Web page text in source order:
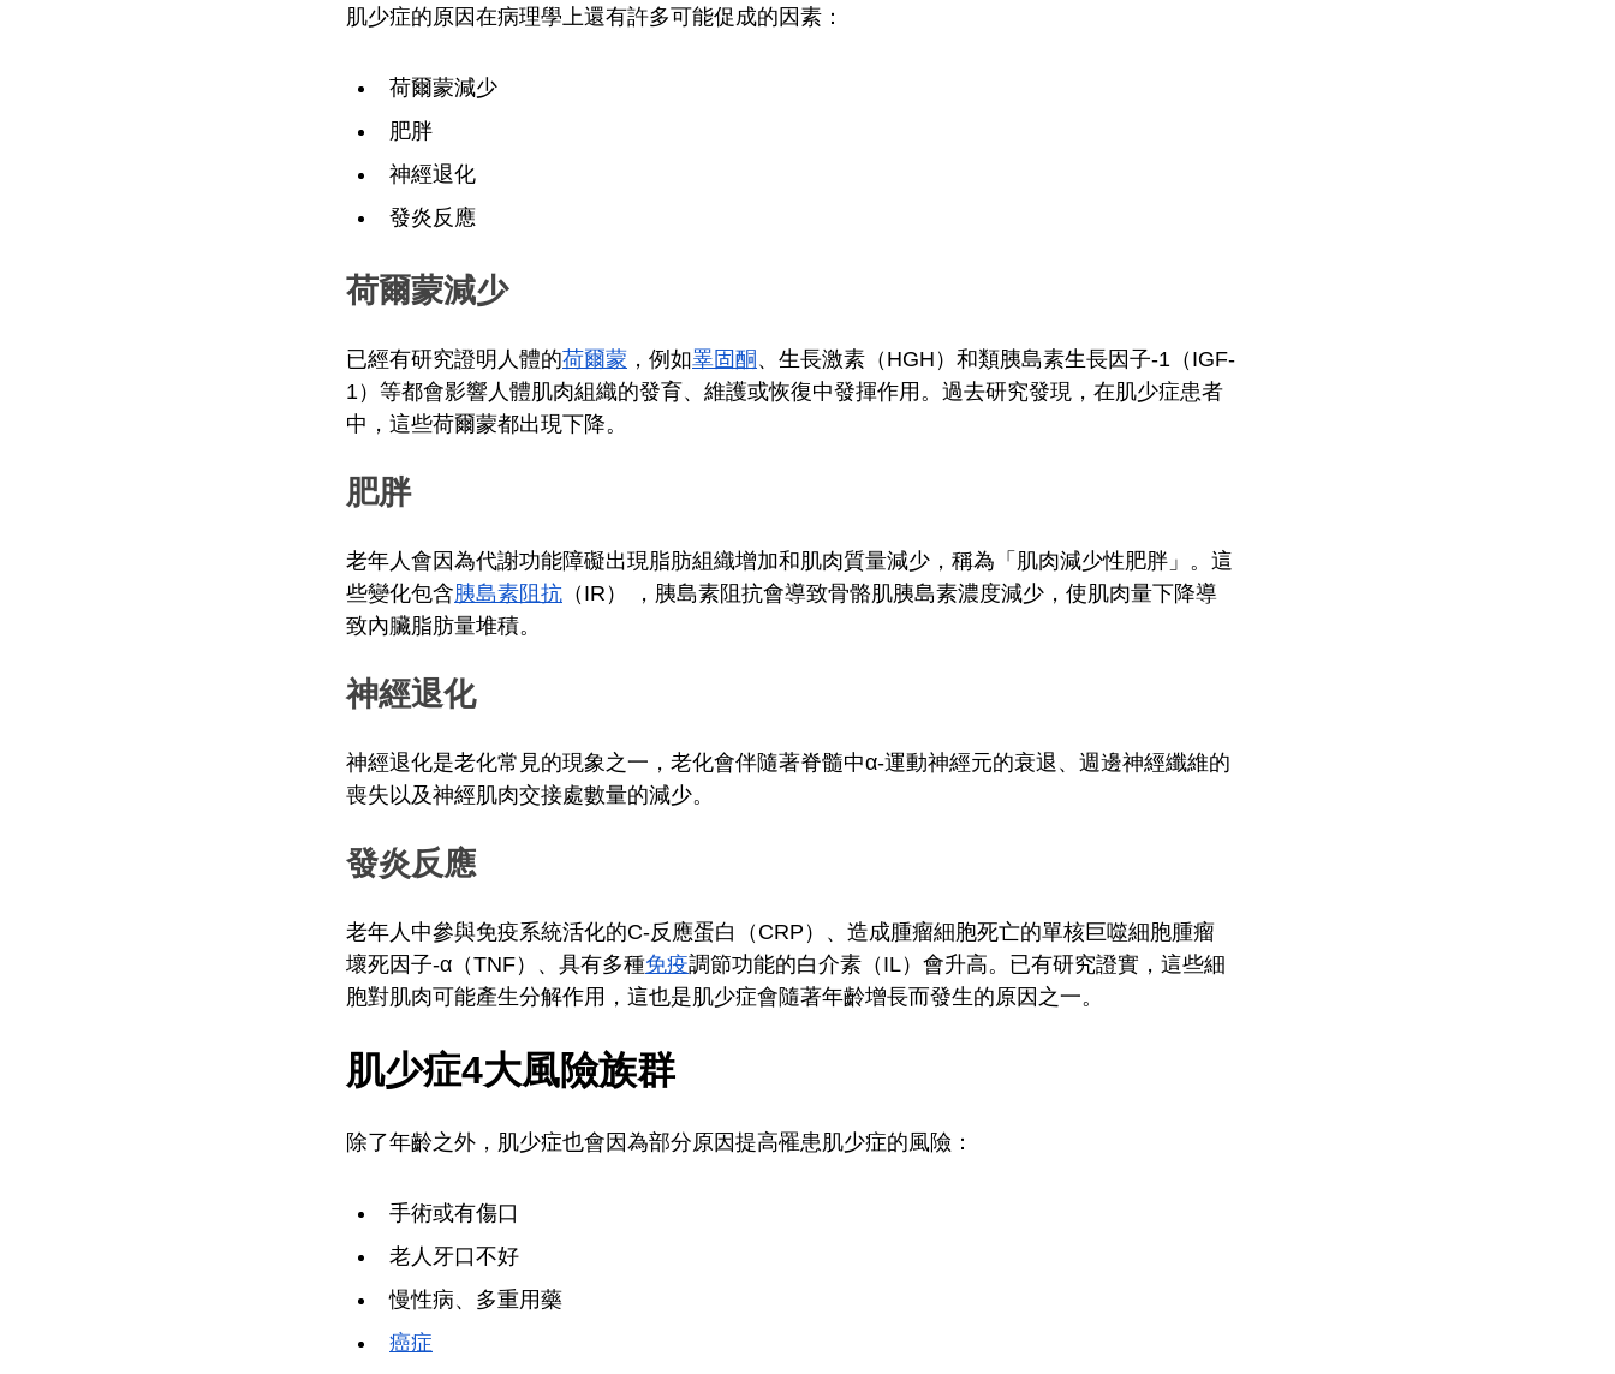
肌少症的原因在病理學上還有許多可能促成的因素：
荷爾蒙減少
肥胖
神經退化
發炎反應
荷爾蒙減少
已經有研究證明人體的荷爾蒙 ，例如睪固酮、生長激素（HGH）和類胰島素生長因子-1（IGF-
1）等都會影響人體肌肉組織的發育、維護或恢復中發揮作用。過去研究發現，在肌少症患者
中，這些荷爾蒙都出現下降。
肥胖
老年人會因為代謝功能障礙出現脂肪組織增加和肌肉質量減少，稱為「肌肉減少性肥胖」。這
些變化包含 胰島素阻抗 （IR） ，胰島素阻抗會導致骨骼肌胰島素濃度減少，使肌肉量下降導
致內臟脂肪量堆積。
神經退化
神經退化是老化常見的現象之一，老化會伴隨著脊髓中α-運動神經元的衰退、週邊神經纖維的
喪失以及神經肌肉交接處數量的減少。
發炎反應
老年人中參與免疫系統活化的C-反應蛋白（CRP）、造成腫瘤細胞死亡的單核巨噬細胞腫瘤
壞死因子-α（TNF）、具有多種免疫調節功能的白介素（IL）會升高。已有研究證實，這些細
胞對肌肉可能產生分解作用，這也是肌少症會隨著年齡增長而發生的原因之一。
肌少症4大風險族群
除了年齡之外，肌少症也會因為部分原因提高罹患肌少症的風險：
手術或有傷口
老人牙口不好
慢性病、多重用藥
癌症